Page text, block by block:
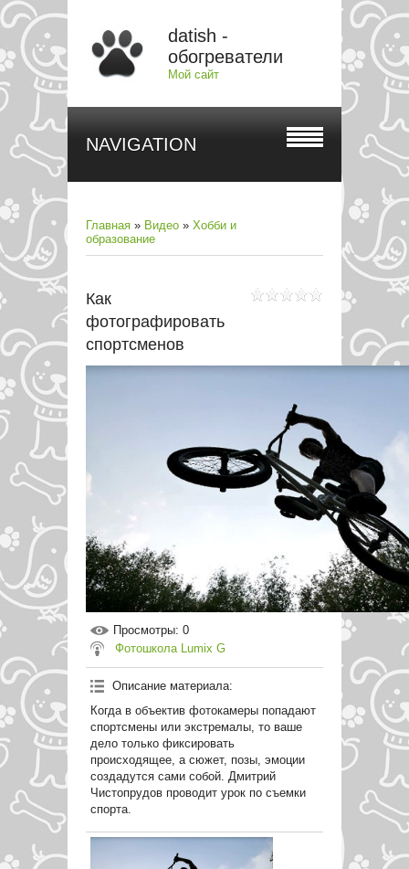
datish -
обогреватели
Мой сайт
NAVIGATION
Главная » Видео » Хобби и
образование
Как
фотографировать
спортсменов
Просмотры: 0
Фотошкола Lumix G
Описание материала:
Когда в объектив фотокамеры попадают
спортсмены или экстремалы, то ваше
дело только фиксировать
происходящее, а сюжет, позы, эмоции
создадутся сами собой. Дмитрий
Чистопрудов проводит урок по съемки
спорта.